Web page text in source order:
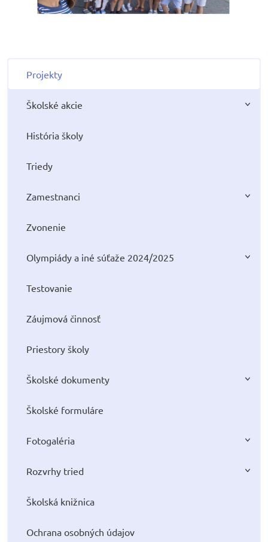
Projekty
Školské akcie
História školy
Triedy
Zamestnanci
Zvonenie
Olympiády a iné súťaže 2024/2025
Testovanie
Záujmová činnosť
Priestory školy
Školské dokumenty
Školské formuláre
Fotogaléria
Rozvrhy tried
Školská knižnica
Ochrana osobných údajov